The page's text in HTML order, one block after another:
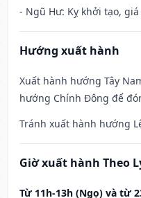
- Ngũ Hư: Kỵ khởi tạo,
Hướng xuất hành
Xuất hành hướng Tây
hướng Chính Đông để
Tránh xuất hành hướng
Giờ xuất hành Theo
Từ 11h-13h (Ngọ) và từ